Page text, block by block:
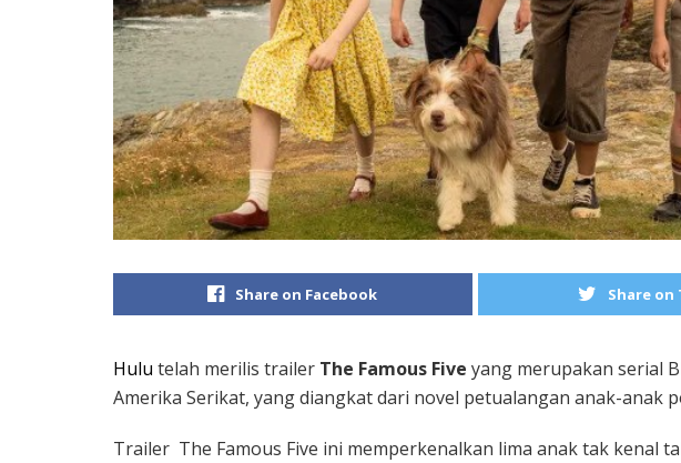
Share on Facebook Share
Hulu telah merilis trailer The Famous Five yang merupakan serial
Amerika Serikat, yang diangkat dari novel petualangan anak-anak
Trailer The Famous Five ini memperkenalkan lima anak tak kenal